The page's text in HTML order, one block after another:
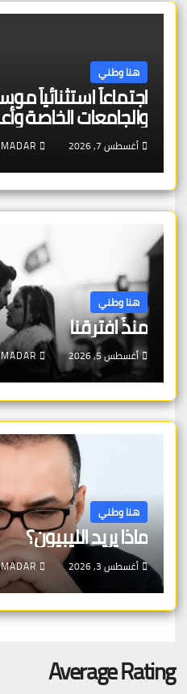
هنا وطني
اجتماعاً استثنائياً
والجامعات الخاصة
العمومية للنقابة
التعليم والتدريب
أغسطس 7, 2026
هنا وطني
منذُ افترقنا
أغسطس 5, 2026
هنا وطني
ماذا يريد الليبيون؟
أغسطس 3, 2026
Average Rating